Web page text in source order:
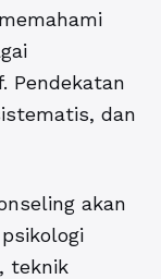
Pendekatan
dan
akan
teknik